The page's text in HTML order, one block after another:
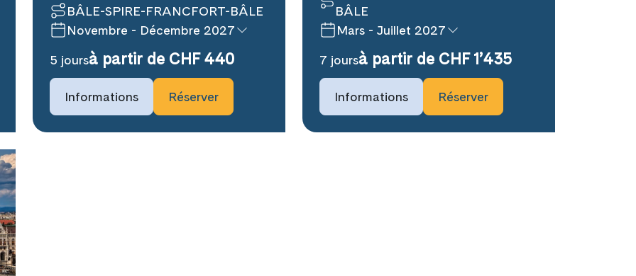
BÂLE-SPIRE-FRANCFORT-BÂLE
Novembre - Décembre 2027
5 joursà partir de CHF 440
Informations Réserver
BÂLE
Mars - Juillet 2027
7 joursà partir de CHF 1’435
Informations Réserver